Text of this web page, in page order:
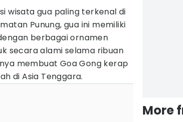
wisata gua paling terkenal di
Punung, gua ini memiliki
berbagai ornamen
secara alami selama ribuan
membuat Goa Gong kerap
di Asia Tenggara.
More